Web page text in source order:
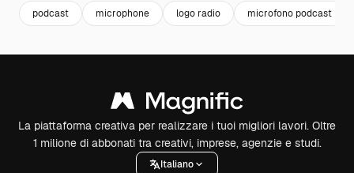
podcast microphone logo radio microfono podcast
La piattaforma creativa per realizzare i tuoi migliori lavori. Oltre
1 milione di abbonati tra creativi, imprese, agenzie e studi.
Italiano